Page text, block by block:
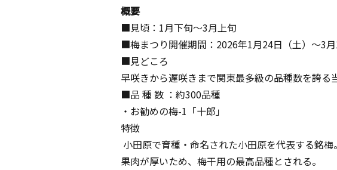
概要
■見頃：1月下旬～3月上旬
■梅まつり開催期間：2026年1月24日（土）～3月
■見どころ
早咲きから遅咲きまで関東最多級の品種数を誇る
■品 種 数 ：約300品種
・お勧めの梅-1「十郎」
特徴
小田原で育種・命名された小田原を代表する銘梅。
果肉が厚いため、梅干用の最高品種とされる。